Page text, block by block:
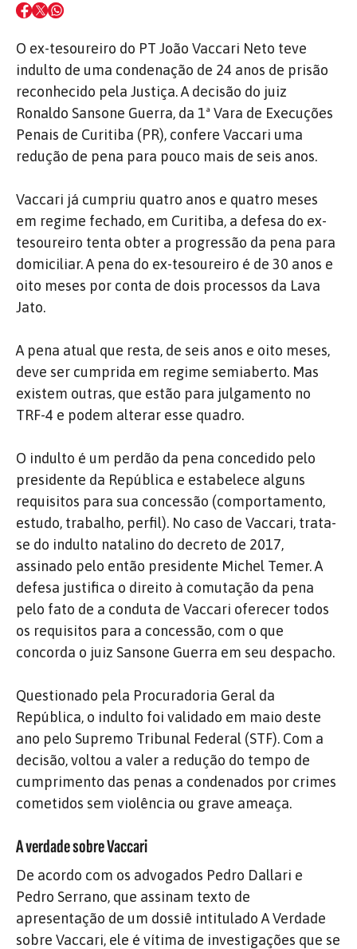
O ex-tesoureiro do PT João Vaccari Neto teve
indulto de uma condenação de 24 anos de prisão
reconhecido pela Justiça. A decisão do juiz
Ronaldo Sansone Guerra, da 1ª Vara de Execuções
Penais de Curitiba (PR), confere Vaccari uma
redução de pena para pouco mais de seis anos.
Vaccari já cumpriu quatro anos e quatro meses
em regime fechado, em Curitiba, a defesa do ex-
tesoureiro tenta obter a progressão da pena para
domiciliar. A pena do ex-tesoureiro é de 30 anos e
oito meses por conta de dois processos da Lava
Jato.
A pena atual que resta, de seis anos e oito meses,
deve ser cumprida em regime semiaberto. Mas
existem outras, que estão para julgamento no
TRF-4 e podem alterar esse quadro.
O indulto é um perdão da pena concedido pelo
presidente da República e estabelece alguns
requisitos para sua concessão (comportamento,
estudo, trabalho, perfil). No caso de Vaccari, trata-
se do indulto natalino do decreto de 2017,
assinado pelo então presidente Michel Temer. A
defesa justifica o direito à comutação da pena
pelo fato de a conduta de Vaccari oferecer todos
os requisitos para a concessão, com o que
concorda o juiz Sansone Guerra em seu despacho.
Questionado pela Procuradoria Geral da
República, o indulto foi validado em maio deste
ano pelo Supremo Tribunal Federal (STF). Com a
decisão, voltou a valer a redução do tempo de
cumprimento das penas a condenados por crimes
cometidos sem violência ou grave ameaça.
A verdade sobre Vaccari
De acordo com os advogados Pedro Dallari e
Pedro Serrano, que assinam texto de
apresentação de um dossiê intitulado A Verdade
sobre Vaccari, ele é vítima de investigações que se